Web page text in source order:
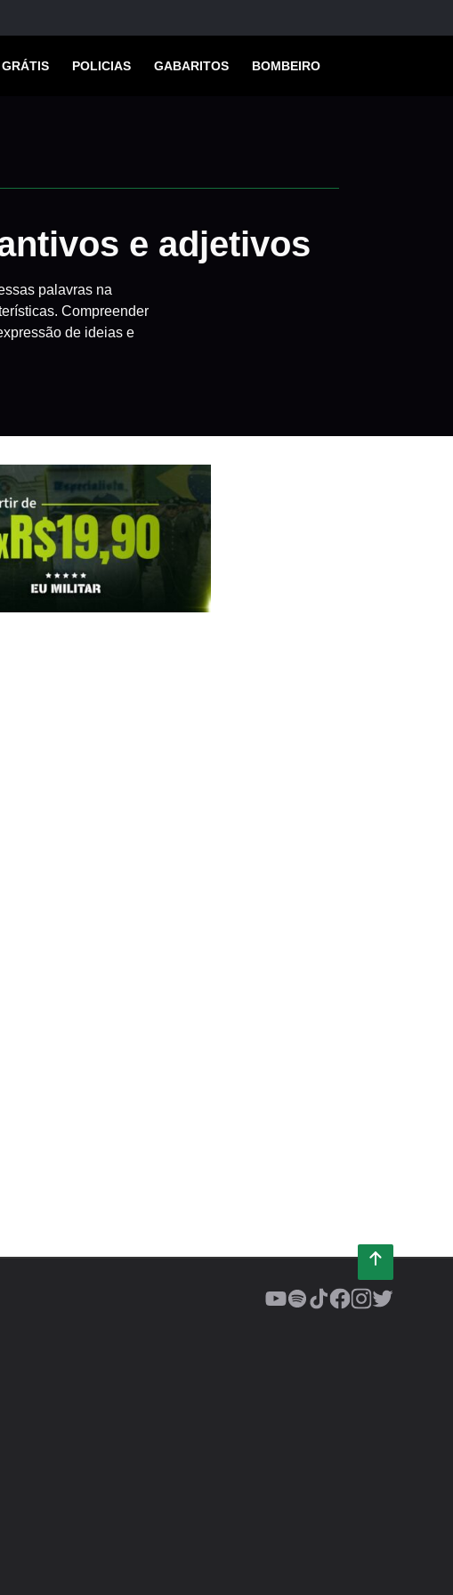
POLICIAS GABARITOS BOMBEIRO
e adjetivos
palavras na
Compreender
de ideias e